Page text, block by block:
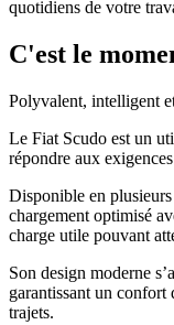
quotidiens de votre
C'est le
Polyvalent, intelligent
Le Fiat Scudo est un
répondre aux
Disponible en
chargement optimisé
charge utile pouvant
Son design moderne
garantissant un confort
trajets.